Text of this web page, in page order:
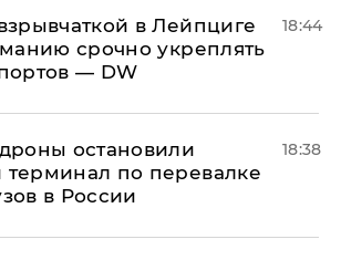
в Лейпциге
срочно укреплять
— DW
18:44
остановили
по перевалке
в России
18:38